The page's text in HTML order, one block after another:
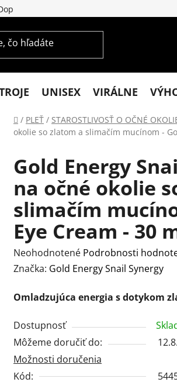
a platba
UNISEX VIRÁLNE
Domov
/ PLEŤ / STAROSTLIVOSŤ O OČNÉ
okolie so zlatom a slimačím mucínom -
Gold Energy
na očné okolie
slimačím
Eye Cream - 30
Priemerné
hodnotenie
je
z
5
hviezdičiek.
Neohodnotené Podrobnosti
Značka: Gold Energy Snail Synergy
Omladzujúca energia s dotykom
Dostupnosť
Môžeme doručiť do:
Možnosti doručenia
Kód: